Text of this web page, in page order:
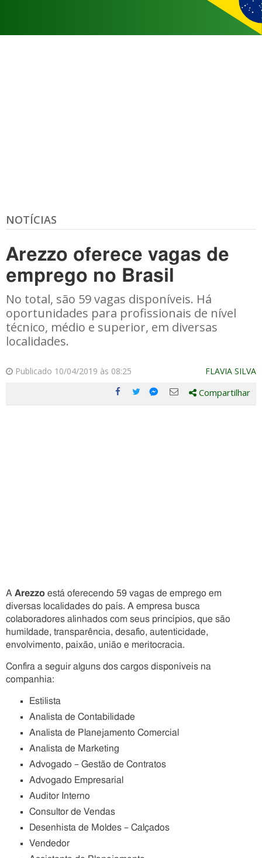
NOTÍCIAS
Arezzo oferece vagas de
emprego no Brasil
No total, são 59 vagas disponíveis. Há
oportunidades para profissionais de nível
técnico, médio e superior, em diversas
localidades.
Publicado 10/04/2019 às 08:25 FLAVIA SILVA
Compartilhe
Compartilhe
Compartilhe
Compartilhe
Compartilhar
A Arezzo está oferecendo 59 vagas de emprego em
diversas localidades do país. A empresa busca
colaboradores alinhados com seus princípios, que são
humildade, transparência, desafio, autenticidade,
envolvimento, paixão, união e meritocracia.
Confira a seguir alguns dos cargos disponíveis na
companhia:
Estilista
Analista de Contabilidade
Analista de Planejamento Comercial
Analista de Marketing
Advogado – Gestão de Contratos
Advogado Empresarial
Auditor Interno
Consultor de Vendas
Desenhista de Moldes – Calçados
Vendedor